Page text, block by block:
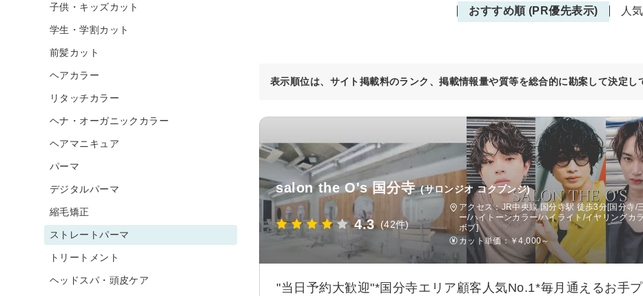
おすすめ順 (PR優先表示) 人
表示順位は、サイト掲載料のランク、掲載情報量や質等を総合的に勘案して決定し
salon the O's 国分寺 (サロンジオ コクブンジ)
4.3 (42件)
アクセス：JR中央線 国分寺駅 徒歩3分[国分寺/
ー/ハイトーンカラー/ハイライト/イヤリングカ
ボブ]
カット単価： ￥4,000～
"当日予約大歓迎"*国分寺エリア顧客人気No.1*毎月通えるお手
子供・キッズカット
学生・学割カット
前髪カット
ヘアカラー
リタッチカラー
ヘナ・オーガニックカラー
ヘアマニキュア
パーマ
デジタルパーマ
縮毛矯正
ストレートパーマ
トリートメント
ヘッドスパ・頭皮ケア